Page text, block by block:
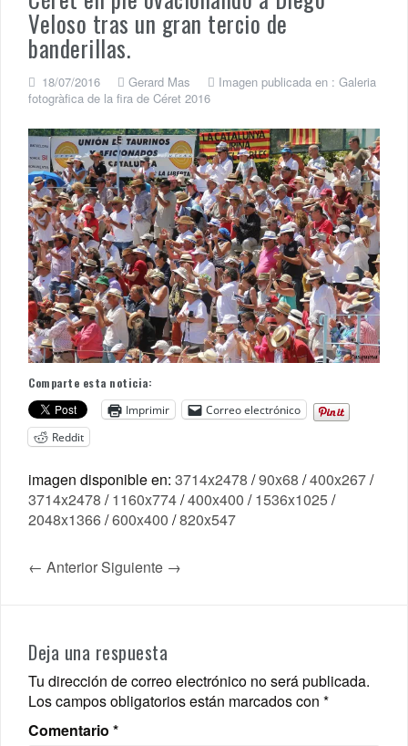
Veloso tras un gran tercio de
banderillas.
18/07/2016 Gerard Mas Imagen publicada en : Galeria
fotogràfica de la fira de Céret 2016
Comparte esta noticia:
Imprimir
Correo electrónico
Reddit
imagen disponible en: 3714x2478 /90x68 /400x267/
3714x2478 /1160x774/400x400 /1536x1025/
2048x1366/600x400 /820x547
← Anterior Siguiente →
Deja una respuesta
Tu dirección de correo electrónico no será publicada.
Los campos obligatorios están marcados con *
Comentario *